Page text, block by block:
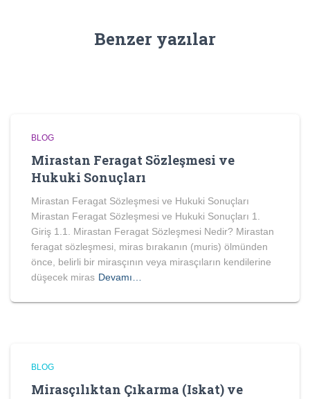
Benzer yazılar
BLOG
Mirastan Feragat Sözleşmesi ve
Hukuki Sonuçları
Mirastan Feragat Sözleşmesi ve Hukuki Sonuçları
Mirastan Feragat Sözleşmesi ve Hukuki Sonuçları 1.
Giriş 1.1. Mirastan Feragat Sözleşmesi Nedir? Mirastan
feragat sözleşmesi, miras bırakanın (muris) ölmünden
önce, belirli bir mirasçının veya mirasçıların kendilerine
düşecek miras Devamı…
BLOG
Mirasçılıktan Çıkarma (Iskat) ve